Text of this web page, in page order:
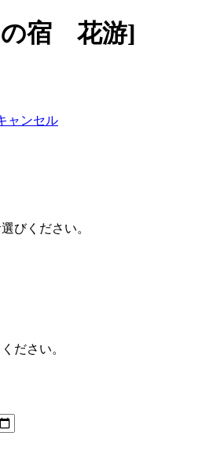
の宿 花游]
ャンセル
びください。
ださい。